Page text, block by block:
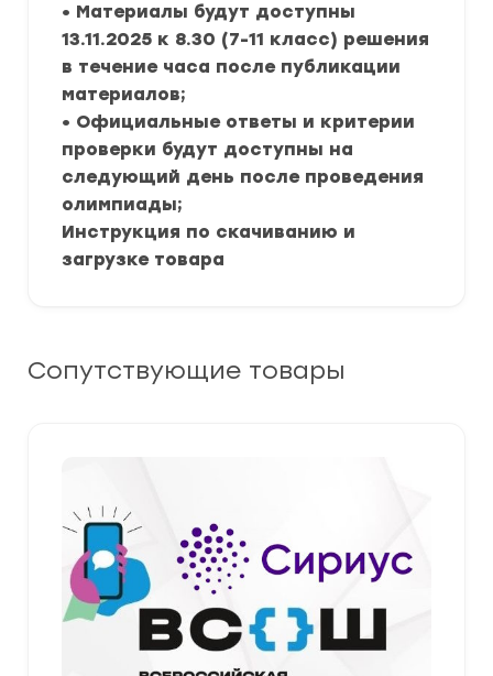
• Материалы будут доступны
13.11.2025 к 8.30 (7-11 класс) решения
в течение часа после публикации
материалов;
• Официальные ответы и критерии
проверки будут доступны на
следующий день после проведения
олимпиады;
Инструкция по скачиванию и
загрузке товара
Сопутствующие товары